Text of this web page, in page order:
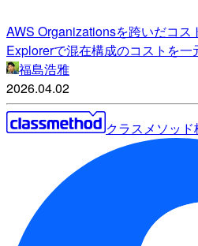
AWS Organizationsを跨いだコ
Explorerで混在構成のコストを一
福島浩雅
2026.04.02
クラスメソッ